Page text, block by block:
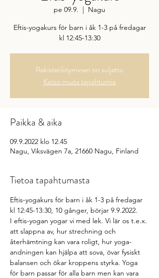
pe 09.9.
  |
Nagu
Eftis-yogakurs för barn i åk 1-3 på fredagar
kl 12:45-13:30
Rekisteröityminen on suljettu
Katso muita tapahtumia
Paikka & aika
09.9.2022 klo 12.45
Nagu, Viksvägen 7a, 21660 Nagu, Finland
Tietoa tapahtumasta
Eftis-yogakurs för barn i åk 1-3 på fredagar
kl 12:45-13:30, 10 gånger, börjar 9.9.2022.
I eftis-yogan yogar vi med lek. Vi lär os t.e.x.
att slappna av, hur strechning och
återhämtning kan vara roligt, hur yoga-
andningen kan hjälpa att sova, övar fysiskt
balansen och ökar kroppens styrka. Yoga
för barn passar för alla barn men kan vara